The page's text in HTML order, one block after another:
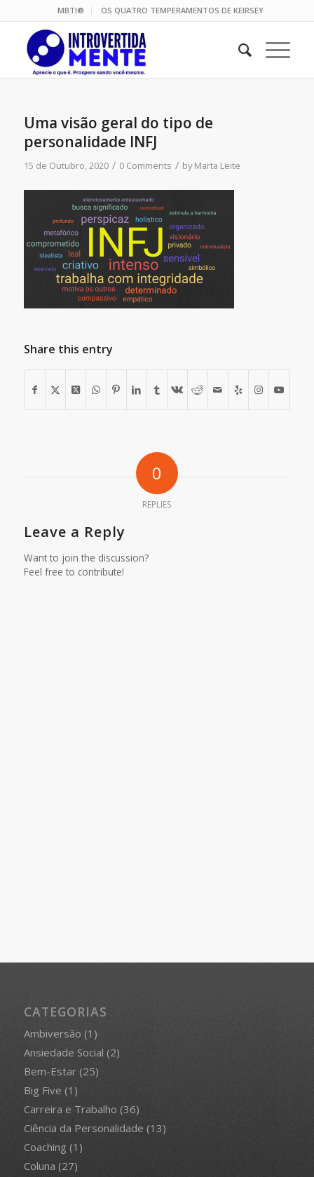
MBTI® OS QUATRO TEMPERAMENTOS DE KEIRSEY
Uma visão geral do tipo de
personalidade INFJ
15 de Outubro, 2020 / 0 Comments / byMarta Leite
Share this entry
0
REPLIES
Leave a Reply
Want to join the discussion?
Feel free to contribute!
CATEGORIAS
Ambiversão (1)
Ansiedade Social (2)
Bem-Estar(25)
Big Five (1)
Carreira e Trabalho (36)
Ciência da Personalidade (13)
Coaching (1)
Coluna (27)